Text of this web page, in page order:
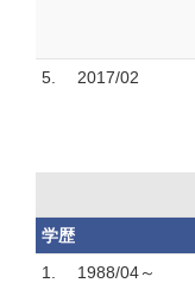
5. 2017/02
学歴
1.
1988/04～